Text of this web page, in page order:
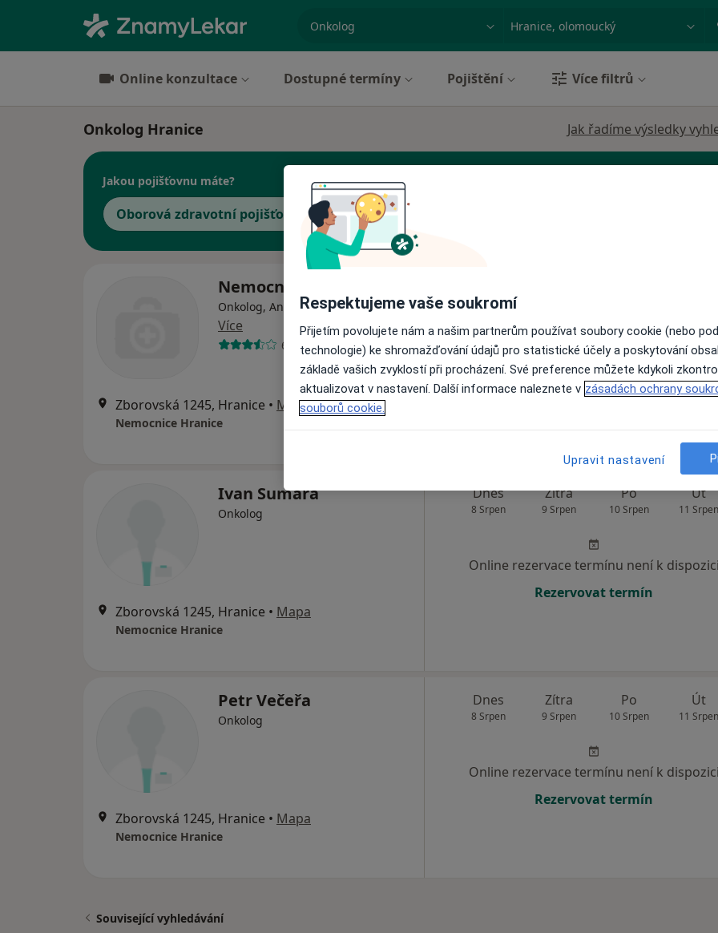
Město nebo region
Online konzultace Dostupné termíny Pojištění Více filtrů
Onkolog Hranice Jak řadíme výsledky
Jakou pojišťovnu máte?
Oborová zdravotní pojišťovna
Nemocnice Hranice
Onkolog, Anesteziolog, Chirurg·
Více
6 názorů
Zborovská 1245, Hranice • Mapa
Nemocnice Hranice
8 Srpen
Online rezervace termínu není k
Zobrazit profil
Ivan Sumara
Onkolog
Zborovská 1245, Hranice • Mapa
Nemocnice Hranice
Dnes
8 Srpen
Zítra
9 Srpen
Po
10 Srpen
Út
11
Online rezervace termínu není k
Rezervovat termín
Petr Večeřa
Onkolog
Zborovská 1245, Hranice • Mapa
Nemocnice Hranice
Dnes
8 Srpen
Zítra
9 Srpen
Po
10 Srpen
Út
11
Online rezervace termínu není k
Rezervovat termín
Související vyhledávání
Respektujeme vaše soukromí
Přijetím povolujete nám a našim partnerům používat soubory cookie (nebo
technologie) ke shromažďování údajů pro statistické účely a poskytování
základě vašich zvyklostí při procházení. Své preference můžete kdykoli
aktualizovat v nastavení. Další informace naleznete v zásadách ochrany
souborů cookie.
Upravit nastavení